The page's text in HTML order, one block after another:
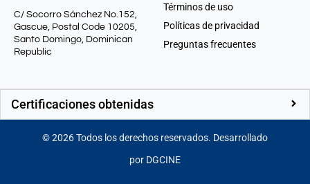
C/ Socorro Sánchez No.152,
Gascue, Postal Code 10205,
Santo Domingo, Dominican
Republic
Términos de uso
Políticas de privacidad
Preguntas frecuentes
Certificaciones obtenidas
©2026Todos los derechos reservados. Desarrollado
por DGCINE